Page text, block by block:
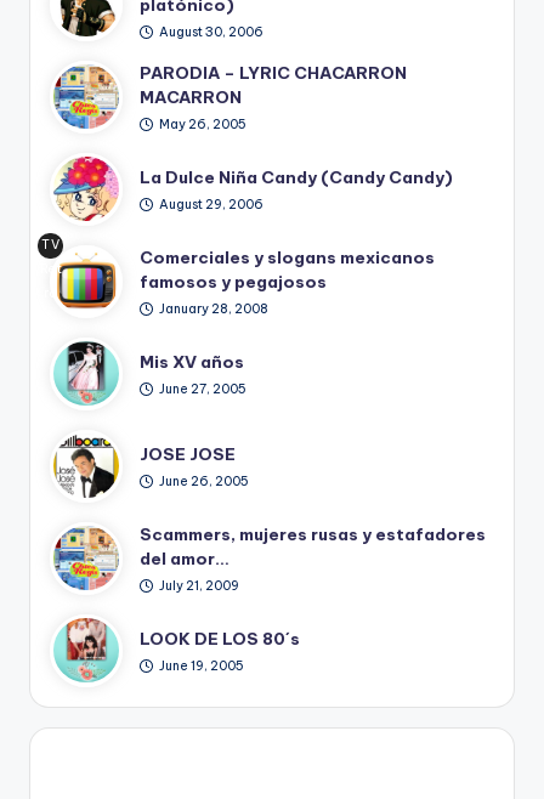
platónico)
August 30, 2006
PARODIA – LYRIC CHACARRON
MACARRON
May 26, 2005
La Dulce Niña Candy (Candy Candy)
August 29, 2006
TV
Ret
ro
Comerciales y slogans mexicanos
famosos y pegajosos
January 28, 2008
Mis XV años
June 27, 2005
JOSE JOSE
June 26, 2005
Scammers, mujeres rusas y estafadores
del amor…
July 21, 2009
LOOK DE LOS 80´s
June 19, 2005